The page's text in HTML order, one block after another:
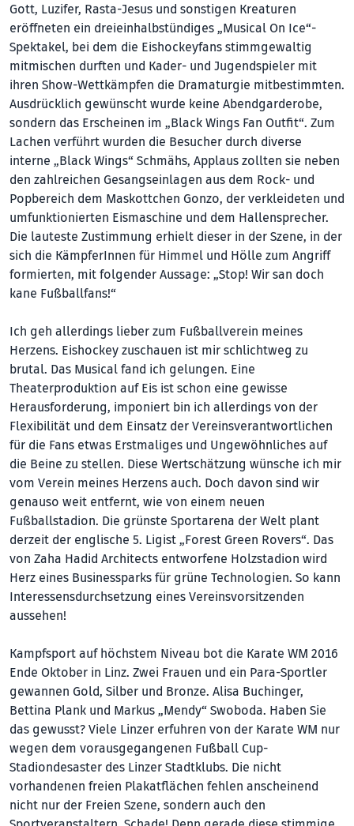
Gott, Luzifer, Rasta-Jesus und sonstigen Kreaturen
eröffneten ein dreieinhalbstündiges „Musical On Ice“-
Spektakel, bei dem die Eishockeyfans stimmgewaltig
mitmischen durften und Kader- und Jugendspieler mit
ihren Show-Wettkämpfen die Dramaturgie mitbestimmten.
Ausdrücklich gewünscht wurde keine Abendgarderobe,
sondern das Erscheinen im „Black Wings Fan Outfit“. Zum
Lachen verführt wurden die Besucher durch diverse
interne „Black Wings“ Schmähs, Applaus zollten sie neben
den zahlreichen Gesangseinlagen aus dem Rock- und
Popbereich dem Maskottchen Gonzo, der verkleideten und
umfunktionierten Eismaschine und dem Hallensprecher.
Die lauteste Zustimmung erhielt dieser in der Szene, in der
sich die KämpferInnen für Himmel und Hölle zum Angriff
formierten, mit folgender Aussage: „Stop! Wir san doch
kane Fußballfans!“
Ich geh allerdings lieber zum Fußballverein meines
Herzens. Eishockey zuschauen ist mir schlichtweg zu
brutal. Das Musical fand ich gelungen. Eine
Theaterproduktion auf Eis ist schon eine gewisse
Herausforderung, imponiert bin ich allerdings von der
Flexibilität und dem Einsatz der Vereinsverantwortlichen
für die Fans etwas Erstmaliges und Ungewöhnliches auf
die Beine zu stellen. Diese Wertschätzung wünsche ich mir
vom Verein meines Herzens auch. Doch davon sind wir
genauso weit entfernt, wie von einem neuen
Fußballstadion. Die grünste Sportarena der Welt plant
derzeit der englische 5. Ligist „Forest Green Rovers“. Das
von Zaha Hadid Architects entworfene Holzstadion wird
Herz eines Businessparks für grüne Technologien. So kann
Interessensdurchsetzung eines Vereinsvorsitzenden
aussehen!
Kampfsport auf höchstem Niveau bot die Karate WM 2016
Ende Oktober in Linz. Zwei Frauen und ein Para-Sportler
gewannen Gold, Silber und Bronze. Alisa Buchinger,
Bettina Plank und Markus „Mendy“ Swoboda. Haben Sie
das gewusst? Viele Linzer erfuhren von der Karate WM nur
wegen dem vorausgegangenen Fußball Cup-
Stadiondesaster des Linzer Stadtklubs. Die nicht
vorhandenen freien Plakatflächen fehlen anscheinend
nicht nur der Freien Szene, sondern auch den